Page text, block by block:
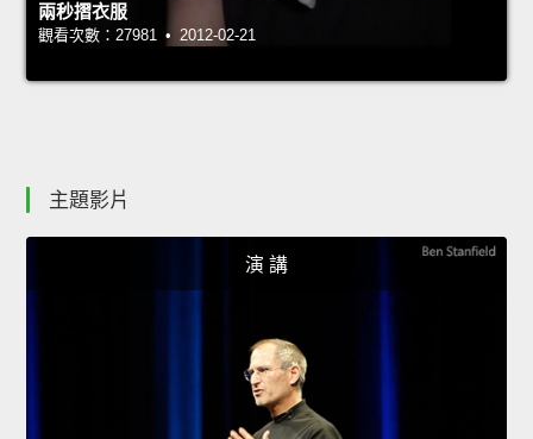
兩秒摺衣服
觀看次數：27981 • 2012-02-21
主題影片
演 講